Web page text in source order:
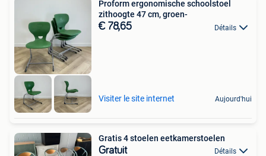
Proform ergonomische schoolstoel
zithoogte 47 cm, groen-
€ 78,65 Détails
Visiter le site internet Aujourd'hui
Gratis 4 stoelen eetkamerstoelen
Gratuit Détails